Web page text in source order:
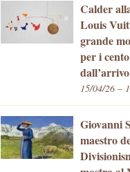
Calder
Louis
grande
per i
15/04/26 –
Giovanni
maestro